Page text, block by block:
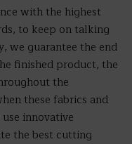
with the highest
to keep on talking
we guarantee the end
finished product, the
the
these fabrics and
innovative
the best cutting